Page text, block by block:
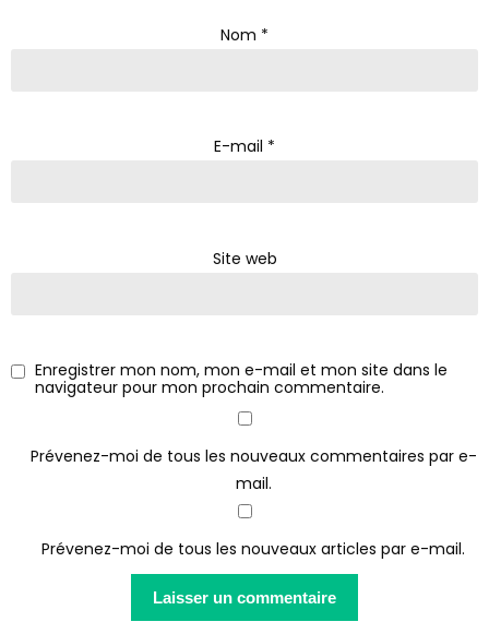
Nom *
E-mail *
Site web
Enregistrer mon nom, mon e-mail et mon site dans le
navigateur pour mon prochain commentaire.
Prévenez-moi de tous les nouveaux commentaires par e-
mail.
Prévenez-moi de tous les nouveaux articles par e-mail.